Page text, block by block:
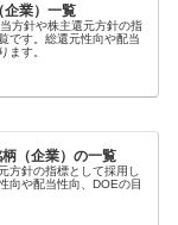
企業）一覧
方針や株主還元方針の指
です。総還元性向や配当
ます。
（企業）の一覧
方針の指標として採用し
向や配当性向、DOEの目